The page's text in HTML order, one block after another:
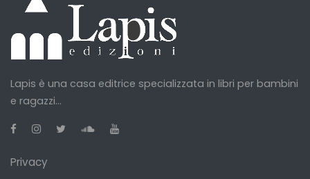
Lapis è una casa editrice specializzata in libri per bambini
e ragazzi...
Privacy